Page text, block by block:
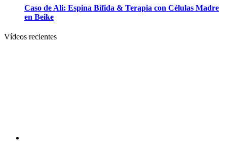
Caso de Ali: Espina Bífida & Terapia con Células Madre
en Beike
Vídeos recientes